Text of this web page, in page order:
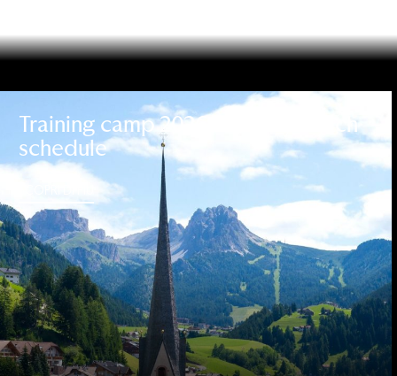
Training camp 2026: friendly match
schedule